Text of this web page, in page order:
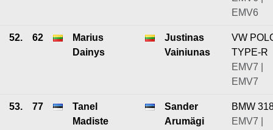
EMV6
52. 62
Marius
Dainys
Justinas
Vainiunas
VW
TYPE-R
EMV7 |
EMV7
53. 77
Tanel
Madiste
Sander
Arumägi
BMW
EMV7 |